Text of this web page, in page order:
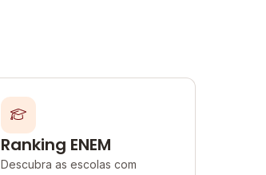
Ranking ENEM
Descubra as escolas com